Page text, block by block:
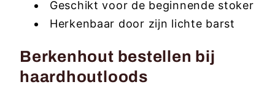
Geschikt voor de beginnende stoker
Herkenbaar door zijn lichte barst
Berkenhout bestellen bij
haardhoutloods